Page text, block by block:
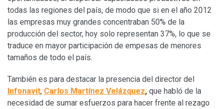
todas las regiones del país, de modo que si en el año 2012
las empresas muy grandes concentraban 50% de la
producción del sector, hoy solo representan 37%, lo que se
traduce en mayor participación de empesas de menores
tamaños de todo el país.
También es para destacar la presencia del director del
Infonavit, Carlos Martínez Velázquez, que habló de la
necesidad de sumar esfuerzos para hacer frente al rezago